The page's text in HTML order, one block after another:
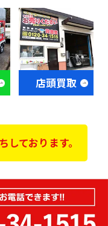
店頭買取
ております。